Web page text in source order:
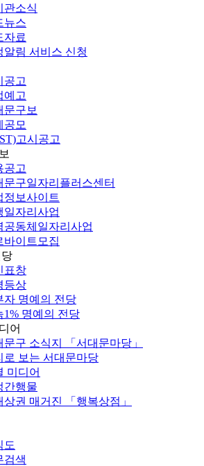
관소식
뉴스
자료
알림 서비스 신청
공고
예고
문구보
공모
고시공고
공고
문구일자리플러스센터
정보사이트
일자리사업
공동체일자리사업
바이트모집
표창
등상
자 명예의 전당
1% 명예의 전당
어
문구 소식지 「서대문마당」
로 보는 서대문마당
미디어
간행물
상권 매거진 「행복상점」
도
검색